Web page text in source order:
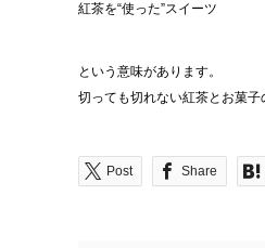
紅茶を“使った”スイーツ
という意味があります。
切っても切れない紅茶とお菓
Post Share